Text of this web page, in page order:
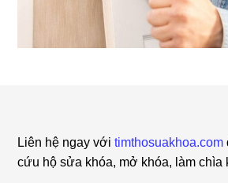
Liên hệ ngay vớitimthosuakhoa.com
cứu hộ sửa khóa, mở khóa, làm chìa